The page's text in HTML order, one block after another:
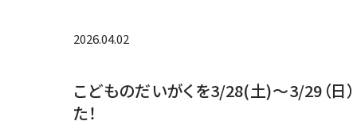
2026.04.02
こどものだいがくを3/28(土)～3/29（日
た！